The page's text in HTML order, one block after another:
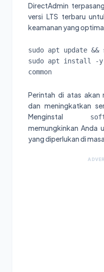
DirectAdmin
versi LTS terbaru
keamanan yang
sudo apt update
sudo apt install -y
common
Perintah di atas
dan meningkatkan
Menginstal
memungkinkan Anda
yang diperlukan di